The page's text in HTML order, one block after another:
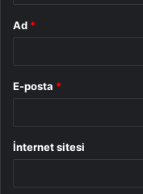
Ad *
E-posta *
İnternet sitesi